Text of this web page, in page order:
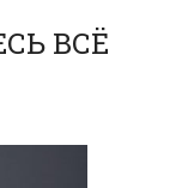
ВСЁ